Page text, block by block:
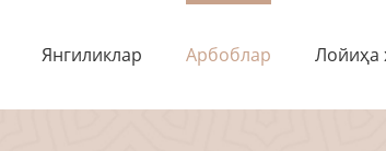
Янгиликлар Арбоблар Лойиҳа